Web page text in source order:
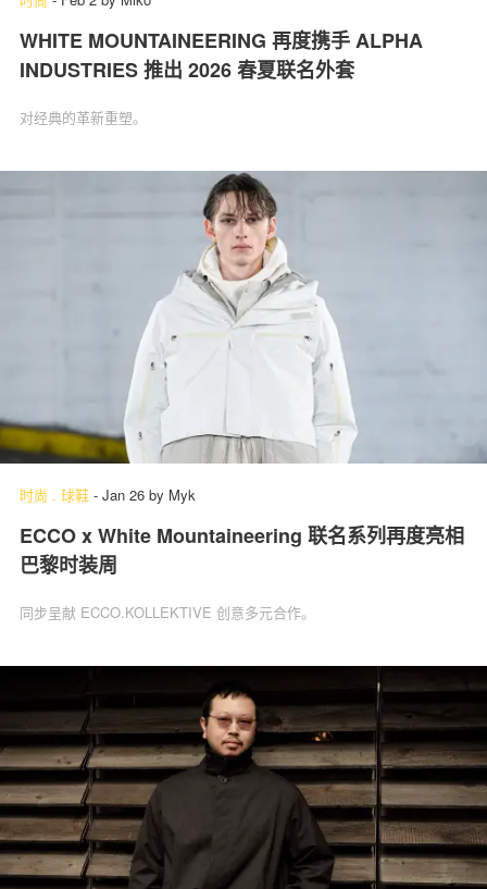
WHITE MOUNTAINEERING 再度携手 ALPHA
INDUSTRIES 推出 2026 春夏联名外套
对经典的革新重塑。
时尚 . 球鞋 - Jan 26 by Myk
ECCO x White Mountaineering 联名系列再度亮相
巴黎时装周
同步呈献 ECCO.KOLLEKTIVE 创意多元合作。